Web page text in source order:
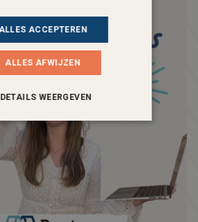
ACCEPTEREN
ALLES AFWIJZEN
DETAILS WEERGEVEN